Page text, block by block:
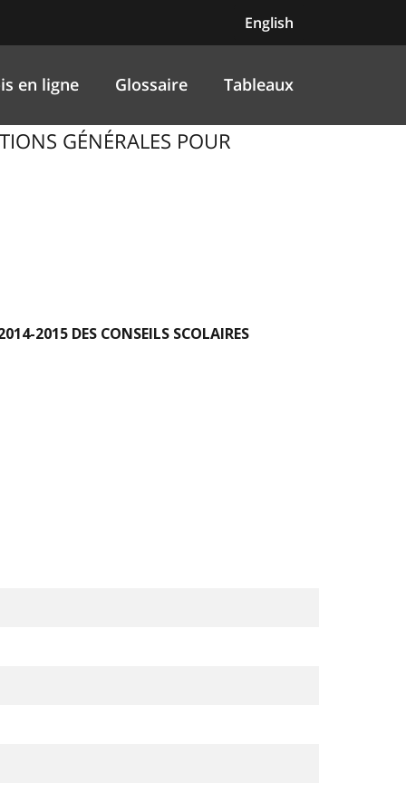
English
en ligne Glossaire Tableaux
GÉNÉRALES POUR
2015 DES CONSEILS SCOLAIRES